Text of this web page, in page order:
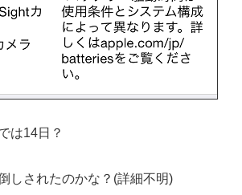
は14日？
しされたのかな？(詳細不明)